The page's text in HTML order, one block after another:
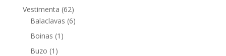
Vestimenta (62)
Balaclavas (6)
Boinas (1)
Buzo (1)